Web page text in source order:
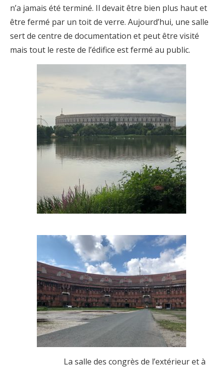
n’a jamais été terminé. Il devait être bien plus haut et
être fermé par un toit de verre. Aujourd’hui, une salle
sert de centre de documentation et peut être visité
mais tout le reste de l’édifice est fermé au public.
La salle des congrès de l’extérieur et à